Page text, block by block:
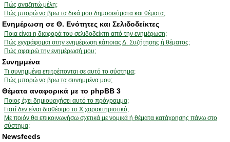
Πώς αναζητώ μέλη;
Πώς μπορώ να βρω τα δικά μου δημοσιεύματα και θέματα;
Ενημέρωση σε Θ. Ενότητες και Σελιδοδείκτες
Ποια είναι η διαφορά του σελιδοδείκτη από την ενημέρωση;
Πώς εγγράφομαι στην ενημέρωση κάποιας Δ. Συζήτησης ή θέματος;
Πώς αφαιρώ την ενημέρωσή μου;
Συνημμένα
Τι συνημμένα επιτρέπονται σε αυτό το σύστημα;
Πώς μπορώ να βρω τα συνημμένα μου;
Θέματα αναφορικά με το phpBB 3
Ποιος έχει δημιουργήσει αυτό το πρόγραμμα;
Γιατί δεν είναι διαθέσιμο το Χ χαρακτηριστικό;
Με ποιόν θα επικοινωνήσω σχετικά με νομικά ή θέματα κατάχρησης πάνω στο
σύστημα;
Newsfeeds